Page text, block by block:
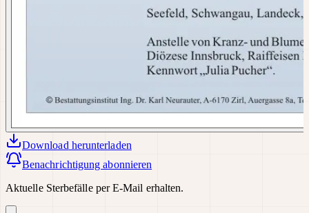
Download herunterladen
Benachrichtigung abonnieren
Aktuelle Sterbefälle per E-Mail erhalten.